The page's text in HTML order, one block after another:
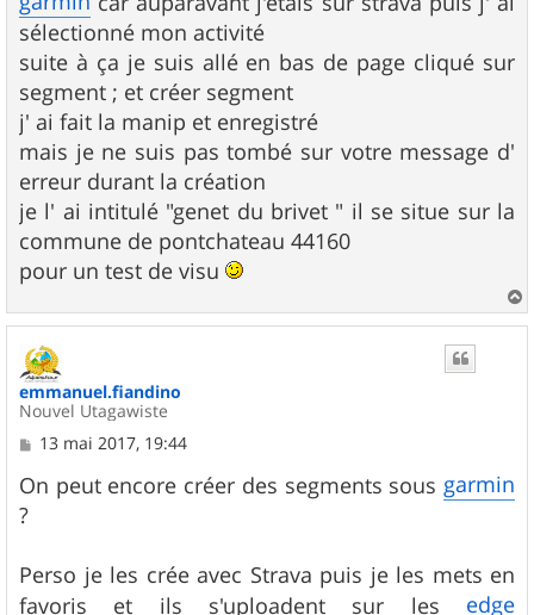
sélectionné mon activité
suite à ça je suis allé en bas de page cliqué sur
segment ; et créer segment
j' ai fait la manip et enregistré
mais je ne suis pas tombé sur votre message d'
erreur durant la création
je l' ai intitulé "genet du brivet " il se situe sur la
commune de pontchateau 44160
pour un test de visu
a
emmanuel.fiandino
Nouvel Utagawiste
M
s
s
13 mai 2017, 19:44
On peut encore créer des segments sous garmin
?
Perso je les crée avec Strava puis je les mets en
favoris et ils s'uploadent sur les edge